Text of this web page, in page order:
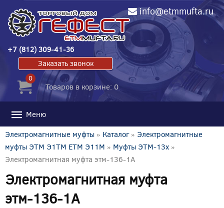
info@etmmufta.ru
+7 (812) 309-41-36
Заказать звонок
0
Товаров в корзине: 0
Меню
Электромагнитные муфты » Каталог» Электромагнитные
муфты ЭТМ Э1ТМ ETM Э11М » Муфты ЭТМ-13x »
Электромагнитная муфта этм-136-1А
Электромагнитная муфта
этм-136-1А